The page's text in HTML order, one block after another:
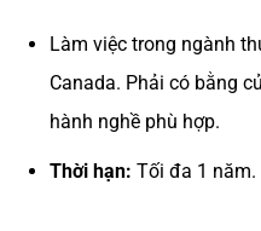
Làm việc trong ngành
Canada. Phải có bằng
hành nghề phù hợp.
Thời hạn: Tối đa 1 năm.